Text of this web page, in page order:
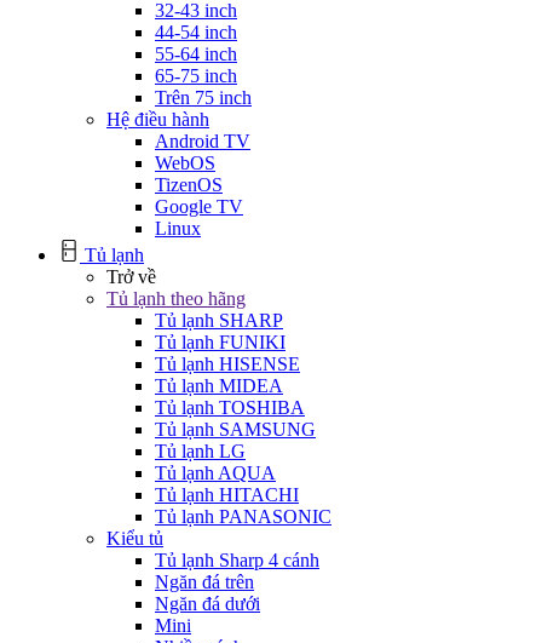
32-43 inch
44-54 inch
55-64 inch
65-75 inch
Trên 75 inch
Hệ điều hành
Android TV
WebOS
TizenOS
Google TV
Linux
Tủ lạnh
Trở về
Tủ lạnh theo hãng
Tủ lạnh SHARP
Tủ lạnh FUNIKI
Tủ lạnh HISENSE
Tủ lạnh MIDEA
Tủ lạnh TOSHIBA
Tủ lạnh SAMSUNG
Tủ lạnh LG
Tủ lạnh AQUA
Tủ lạnh HITACHI
Tủ lạnh PANASONIC
Kiểu tủ
Tủ lạnh Sharp 4 cánh
Ngăn đá trên
Ngăn đá dưới
Mini